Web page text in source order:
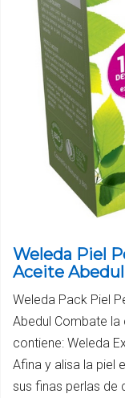
Weleda Piel
Aceite Abedul
Weleda Pack Piel
Abedul Combate
contiene: Weleda
Afina y alisa la piel
sus finas perlas de